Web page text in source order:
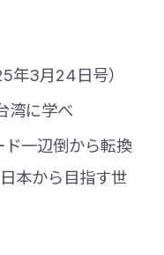
年3月24日号）
湾に学べ
一辺倒から転換
本から目指す世